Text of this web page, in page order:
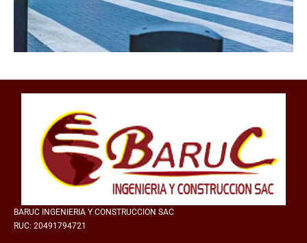
BARUC INGENIERIA Y CONSTRUCCION SAC
RUC: 20491794721